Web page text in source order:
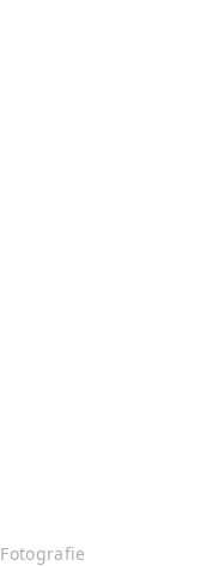
Fotografie